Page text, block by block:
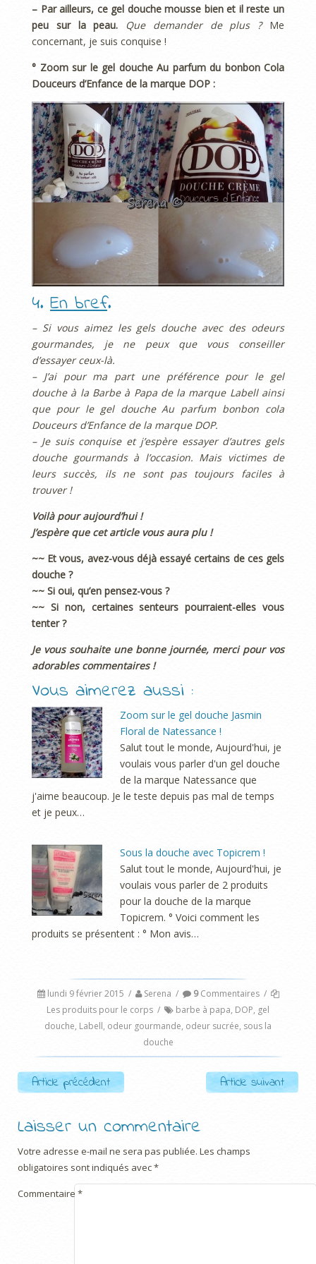
– Par ailleurs, ce gel douche mousse bien et il reste un
peu sur la peau.
Que demander de plus ?Me
concernant, je suis conquise !
° Zoom sur le gel douche Au parfum du bonbon Cola
Douceurs d’Enfance de la marque DOP :
4. En bref.
– Si vous aimez les gels douche avec des odeurs
gourmandes, je ne peux que vous conseiller
d’essayer ceux-là.
– J’ai pour ma part une préférence pour le gel
douche à la Barbe à Papa de la marque Labell ainsi
que pour le gel douche Au parfum bonbon cola
Douceurs d’Enfance de la marque DOP.
– Je suis conquise et j’espère essayer d’autres gels
douche gourmands à l’occasion. Mais victimes de
leurs succès, ils ne sont pas toujours faciles à
trouver !
Voilà pour aujourd’hui !
J’espère que cet article vous aura plu !
~~ Et vous, avez-vous déjà essayé certains de ces gels
douche ?
~~ Si oui, qu’en pensez-vous ?
~~ Si non, certaines senteurs pourraient-elles vous
tenter ?
Je vous souhaite une bonne journée, merci pour vos
adorables commentaires !
Vous aimerez aussi :
Zoom sur le gel douche Jasmin
Floral de Natessance !
Salut tout le monde, Aujourd'hui, je
voulais vous parler d'un gel douche
de la marque Natessance que
j'aime beaucoup. Je le teste depuis pas mal de temps
et je peux…
Sous la douche avec Topicrem !
Salut tout le monde, Aujourd'hui, je
voulais vous parler de 2 produits
pour la douche de la marque
Topicrem. ° Voici comment les
produits se présentent : ° Mon avis…
lundi 9 février 2015 / Serena / 9Commentaires /
Les produits pour le corps / barbe à papa, DOP, gel
douche, Labell, odeur gourmande, odeur sucrée, sous la
douche
Post navigation
Article précédent Article suivant
Laisser un commentaire
Votre adresse e-mail ne sera pas publiée. Les champs
obligatoires sont indiqués avec*
Commentaire *